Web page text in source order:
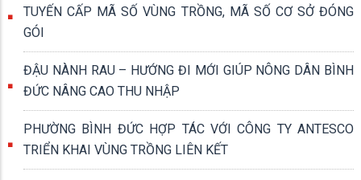
TUYẾN CẤP MÃ SỐ VÙNG TRỒNG, MÃ SỐ CƠ SỞ ĐÓNG
GÓI
ĐẬU NÀNH RAU – HƯỚNG ĐI MỚI GIÚP NÔNG DÂN BÌNH
ĐỨC NÂNG CAO THU NHẬP
PHƯỜNG BÌNH ĐỨC HỢP TÁC VỚI CÔNG TY ANTESCO
TRIỂN KHAI VÙNG TRỒNG LIÊN KẾT